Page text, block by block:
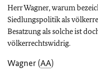
Herr Wagner, warum
Siedlungspolitik als
Besatzung als solche ist
völkerrechtswidrig.
Wagner (AA)